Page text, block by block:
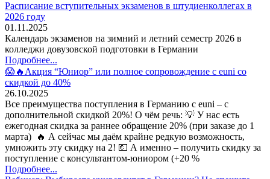
Расписание вступительных экзаменов в штудиенколлегах в
2026 году
01.11.2025
Календарь экзаменов на зимний и летний семестр 2026 в
колледжи довузовской подготовки в Германии
Подробнее...
😱🔥Акция “Юниор” или полное сопровождение с euni со
скидкой до 40%
26.10.2025
Все преимущества поступления в Германию с euni – с
дополнительной скидкой 20%! О чём речь: 💡 У нас есть
ежегодная скидка за раннее обращение 20% (при заказе до 1
марта) 🔥 А сейчас мы даём крайне редкую возможность,
умножить эту скидку на 2! 💶 А именно – получить скидку за
поступление с консультантом-юниором (+20 %
Подробнее...